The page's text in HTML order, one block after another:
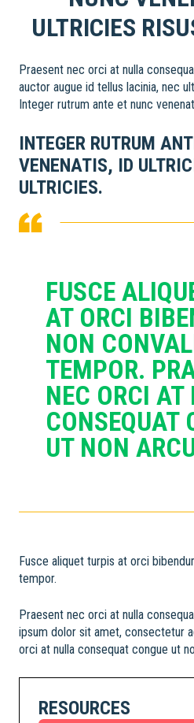
ULTRICIES
Praesent nec orci at nulla
auctor augue id tellus lacinia, nec
Integer rutrum ante et nunc
INTEGER RUTRUM
VENENATIS, ID
ULTRICIES.
FUSCE
AT ORCI
NON
TEMPOR.
NEC ORCI AT
CONSEQUAT
UT NON
Fusce aliquet turpis at orci
tempor.
Praesent nec orci at nulla
ipsum dolor sit amet, consectetur
orci at nulla consequat congue ut
RESOURCES